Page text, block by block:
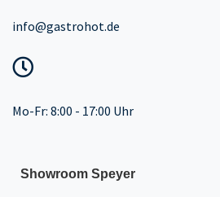
info@gastrohot.de
Mo-Fr: 8:00 - 17:00 Uhr
Showroom Speyer